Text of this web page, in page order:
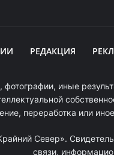
РЕДАКЦИЯ
иные
переработка или
Север».
связи,